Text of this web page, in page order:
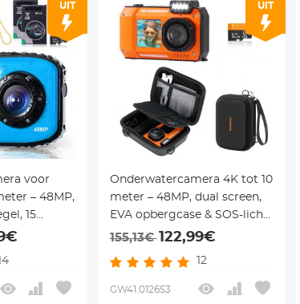
UIT
voor
– 48MP,
15
– voor
14
UIT
Onderwatercamera 4K tot 10
meter – 48MP, dual screen,
EVA opbergcase & SOS-licht
– oranje – voor snorkelen en
155,13€122,99€
12
GW41.0126S3